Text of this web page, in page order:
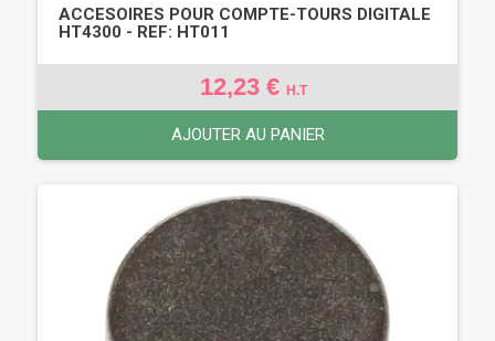
ACCESOIRES POUR COMPTE-TOURS DIGITALE
HT4300 - REF: HT011
12,23 € H.T
AJOUTER AU PANIER